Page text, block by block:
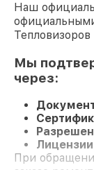
Наш
Мы
через:
При